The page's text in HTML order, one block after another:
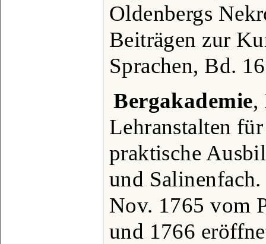
Oldenbergs
Beiträgen zur
Sprachen, Bd.
Bergakademie,
Lehranstalten
praktische
und
Nov. 1765 vom
und 1766